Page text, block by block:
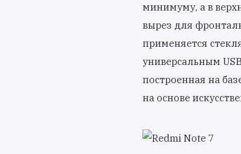
минимуму, а в
вырез для
применяется
универсальным
построенная на
на основе